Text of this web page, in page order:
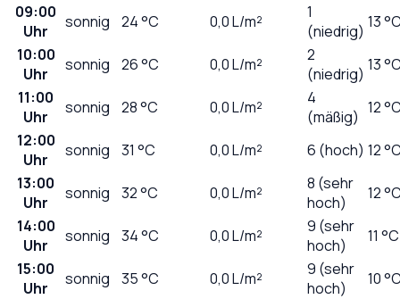
09:00
Uhr
sonnig 24°C 0,0L/m²
1
(niedrig) 13
10:00
Uhr
sonnig 26°C 0,0L/m²
2
(niedrig) 13
11:00
Uhr
sonnig 28°C 0,0L/m²
4
(mäßig) 12
12:00
Uhr
sonnig 31 °C 0,0L/m² 6 (hoch) 12
13:00
Uhr
sonnig 32°C 0,0L/m²
8 (sehr
hoch)
12
14:00
Uhr
sonnig 34°C 0,0L/m²
9 (sehr
hoch)
11 °C
15:00
Uhr
sonnig 35°C 0,0L/m²
9 (sehr
hoch)
10